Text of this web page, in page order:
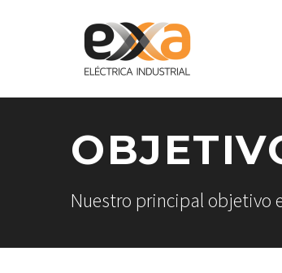
Nuestro principal objetivo